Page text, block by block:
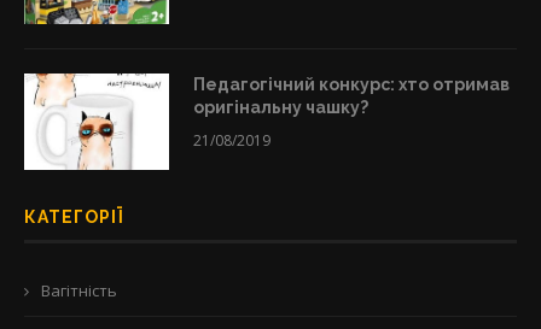
Педагогічний конкурс: хто отримав
оригінальну чашку?
21/08/2019
КАТЕГОРІЇ
Вагітність